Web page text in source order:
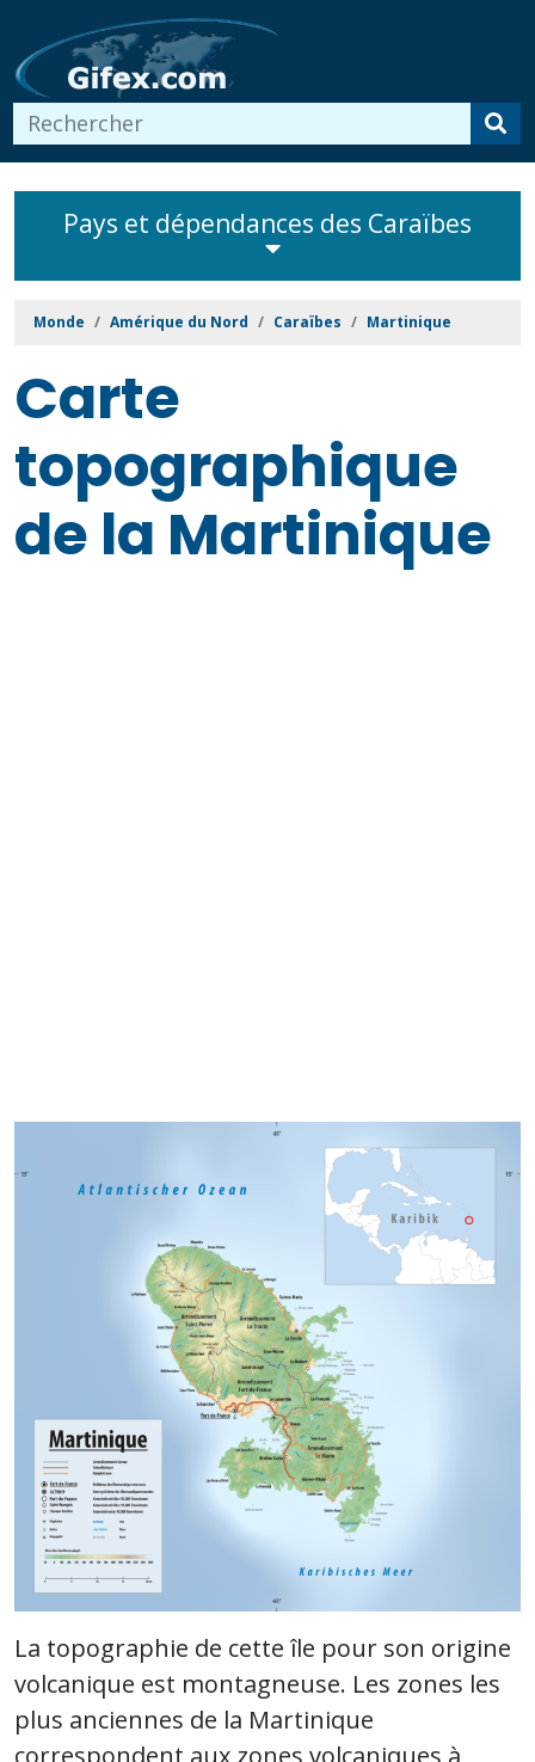
Monde Amérique du Nord Caraïbes Martinique
Carte
topographique
de la Martinique
La topographie de cette île pour son origine
volcanique est montagneuse. Les zones les
plus anciennes de la Martinique
correspondent aux zones volcaniques à